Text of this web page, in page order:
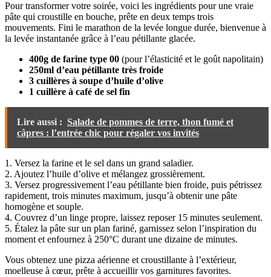
Pour transformer votre soirée, voici les ingrédients pour une vraie
pâte qui croustille en bouche, prête en deux temps trois
mouvements. Fini le marathon de la levée longue durée, bienvenue à
la levée instantanée grâce à l’eau pétillante glacée.
400g de farine type 00 (pour l’élasticité et le goût napolitain)
250ml d’eau pétillante très froide
3 cuillères à soupe d’huile d’olive
1 cuillère à café de sel fin
Lire aussi : Salade de pommes de terre, thon fumé et
câpres : l’entrée chic pour régaler vos invités
1. Versez la farine et le sel dans un grand saladier.
2. Ajoutez l’huile d’olive et mélangez grossièrement.
3. Versez progressivement l’eau pétillante bien froide, puis pétrissez
rapidement, trois minutes maximum, jusqu’à obtenir une pâte
homogène et souple.
4. Couvrez d’un linge propre, laissez reposer 15 minutes seulement.
5. Étalez la pâte sur un plan fariné, garnissez selon l’inspiration du
moment et enfournez à 250°C durant une dizaine de minutes.
Vous obtenez une pizza aérienne et croustillante à l’extérieur,
moelleuse à cœur, prête à accueillir vos garnitures favorites.